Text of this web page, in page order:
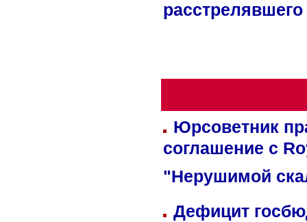
Юрсоветник
соглашение с
"Нерушимой
Дефицит